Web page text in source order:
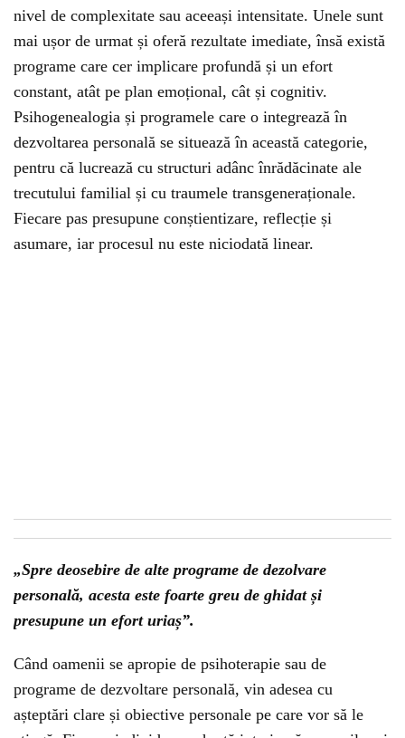
nivel de complexitate sau aceeași intensitate. Unele sunt
mai ușor de urmat și oferă rezultate imediate, însă există
programe care cer implicare profundă și un efort
constant, atât pe plan emoțional, cât și cognitiv.
Psihogenealogia și programele care o integrează în
dezvoltarea personală se situează în această categorie,
pentru că lucrează cu structuri adânc înrădăcinate ale
trecutului familial și cu traumele transgeneraționale.
Fiecare pas presupune conștientizare, reflecție și
asumare, iar procesul nu este niciodată linear.
„Spre deosebire de alte programe de dezolvare
personală, acesta este foarte greu de ghidat și
presupune un efort uriaș”.
Când oamenii se apropie de psihoterapie sau de
programe de dezvoltare personală, vin adesea cu
așteptări clare și obiective personale pe care vor să le